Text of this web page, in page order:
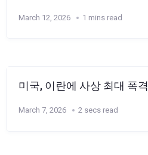
March 12, 2026 1 mins read
미국, 이란에 사상 최대 폭격
March 7, 2026 2 secs read